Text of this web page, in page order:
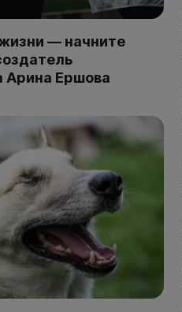
— начните
Арина Ершова